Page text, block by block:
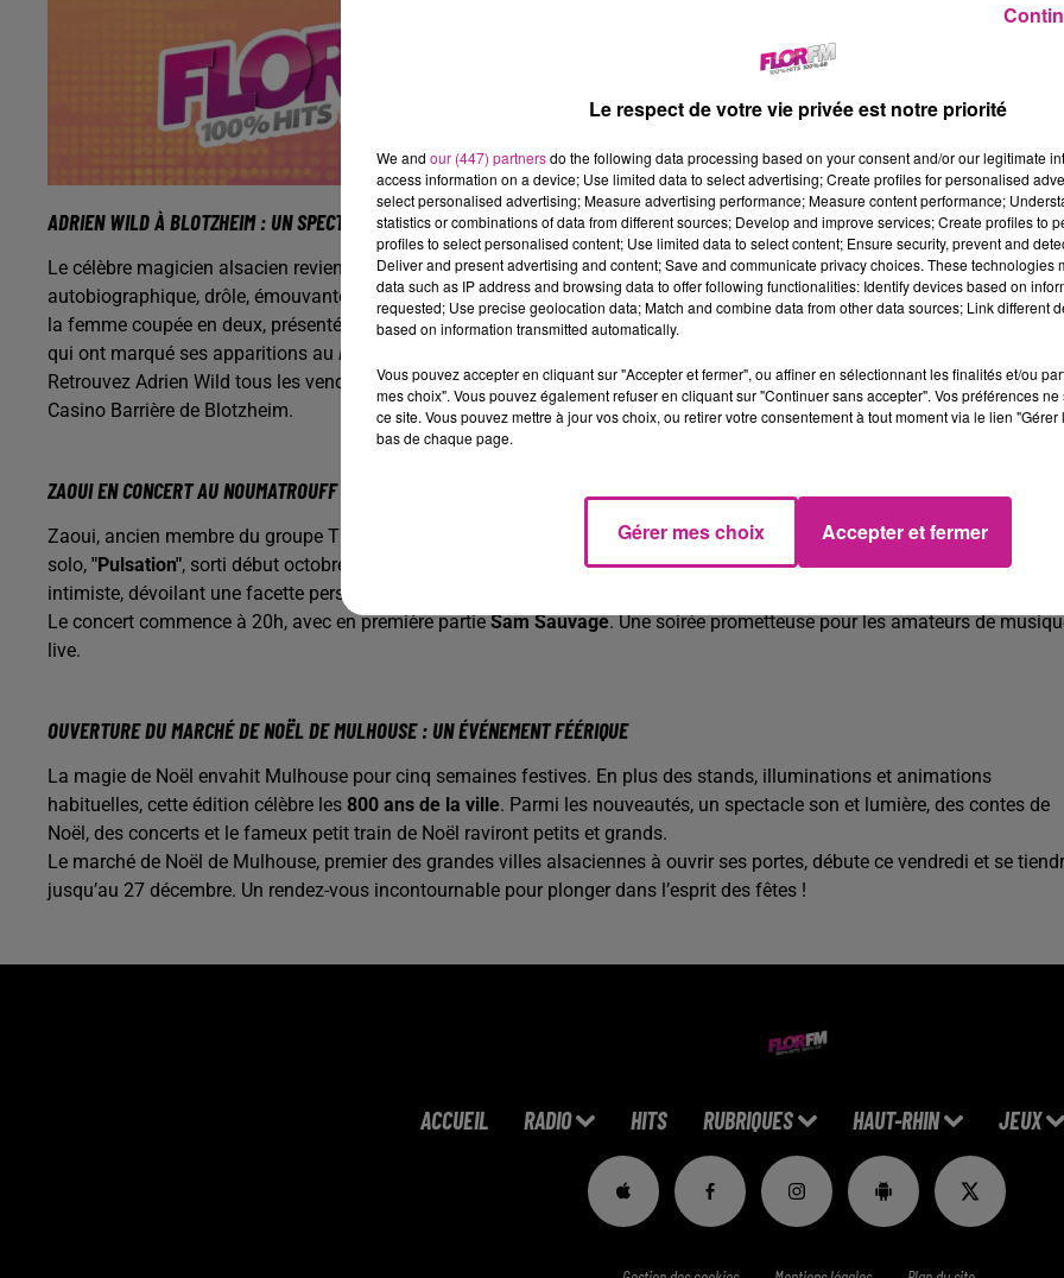
ADRIEN WILD À BLOTZHEIM : UN SPECTACLE MAGIQUE À NE PAS MANQUER
Le célèbre magicien alsacien revient sur scène avec son spectacle"La vraie vie d’un magicien", une performance à la fois
autobiographique, drôle, émouvante, et spectaculaire. Adrien Wild revisite des classiques de la magie, comme le numéro
la femme coupée en deux, présenté de manière innovante avec des boîtes transparentes. Il intègre également les numéros
qui ont marqué ses apparitions au Plus Grand Cabaret du Monde
Retrouvez Adrien Wild tous les vendredis et samedis soir à partir de 19h30, dès aujourd’hui et jusqu’au 22 décembre, au
Casino Barrière de Blotzheim.
ZAOUI EN CONCERT AU NOUMATROUFF DE MULHOUSE
Zaoui, ancien membre du groupe Thérapie Taxi, sera sur la scène du Noumatrouff ce soir pour présenter son premier album
solo, "Pulsation", sorti début octobre. Cet opus mélange l’énergie qui a fait le succès de Thérapie Taxi avec une touche plus
intimiste, dévoilant une facette personnelle de l’artiste.
Le concert commence à 20h, avec en première partieSam Sauvage. Une soirée prometteuse pour les amateurs de
live.
OUVERTURE DU MARCHÉ DE NOËL DE MULHOUSE : UN ÉVÉNEMENT FÉÉRIQUE
La magie de Noël envahit Mulhouse pour cinq semaines festives. En plus des stands, illuminations et animations
habituelles, cette édition célèbre les 800 ans de la ville. Parmi les nouveautés, un spectacle son et lumière, des contes de
Noël, des concerts et le fameux petit train de Noël raviront petits et grands.
Le marché de Noël de Mulhouse, premier des grandes villes alsaciennes à ouvrir ses portes, débute ce vendredi et se
jusqu’au 27 décembre. Un rendez-vous incontournable pour plonger dans l’esprit des fêtes !
ACCUEIL RADIO HITS RUBRIQUES HAUT-RHIN JEUX
Le respect de votre vie privée est notre priorité
We and our (447) partnersdo the following data processing based on your consent and/or our legitimate
access information on a device; Use limited data to select advertising; Create profiles for personalised
select personalised advertising; Measure advertising performance; Measure content performance;
statistics or combinations of data from different sources; Develop and improve services; Create profiles to
profiles to select personalised content; Use limited data to select content; Ensure security, prevent and
Deliver and present advertising and content; Save and communicate privacy choices. These technologies
data such as IP address and browsing data to offer following functionalities: Identify devices based on
requested; Use precise geolocation data; Match and combine data from other data sources; Link different
based on information transmitted automatically.
Vous pouvez accepter en cliquant sur "Accepter et fermer", ou affiner en sélectionnant les finalités et/ou
mes choix". Vous pouvez également refuser en cliquant sur "Continuer sans accepter". Vos préférences
ce site. Vous pouvez mettre à jour vos choix, ou retirer votre consentement à tout moment via le lien
bas de chaque page.
Gérer mes choix Accepter et fermer